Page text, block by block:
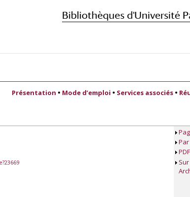
Bibliothèques d'Université
Présentation • Mode d’emploi • Services associés •
PDF